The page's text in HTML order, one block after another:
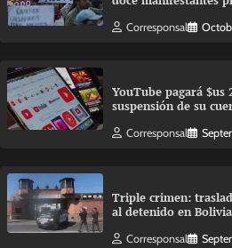
Corresponsal
YouTube pagará
suspensión de su
Corresponsal
Triple crimen:
al detenido en Bolivia
Corresponsal